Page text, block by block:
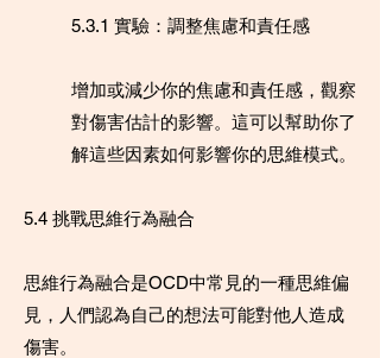
5.3.1 實驗：調整焦慮和責任感
增加或減少你的焦慮和責任感，觀察
對傷害估計的影響。這可以幫助你了
解這些因素如何影響你的思維模式。
5.4 挑戰思維行為融合
思維行為融合是OCD中常見的一種思維偏
見，人們認為自己的想法可能對他人造成
傷害。